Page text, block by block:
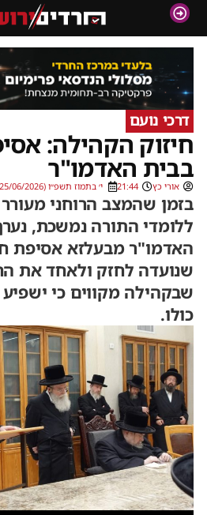
דרכי נועם
חיזוק הקהילה:
בבית האדמו"ר
אורי כץ 21:44 י׳ בתמוז תשפ״ו (25/06/2026)
בזמן שהמצב הרוחני
ללומדי התורה נמשכת,
האדמו"ר מבעלזא אסיפת
שנועדה לחזק ולאחד את
שבקהילה מקווים כי
כולו.